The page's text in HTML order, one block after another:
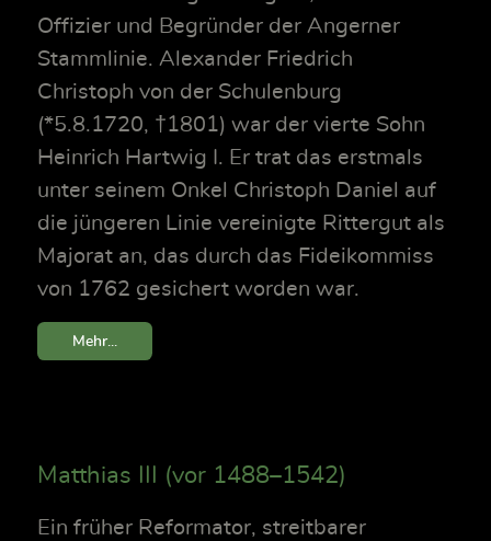
Offizier und Begründer der Angerner
Stammlinie. Alexander Friedrich
Christoph von der Schulenburg
(*5.8.1720, †1801) war der vierte Sohn
Heinrich Hartwig I. Er trat das erstmals
unter seinem Onkel Christoph Daniel auf
die jüngeren Linie vereinigte Rittergut als
Majorat an, das durch das Fideikommiss
von 1762 gesichert worden war.
Mehr...
Matthias III (vor 1488–1542)
Ein früher Reformator, streitbarer